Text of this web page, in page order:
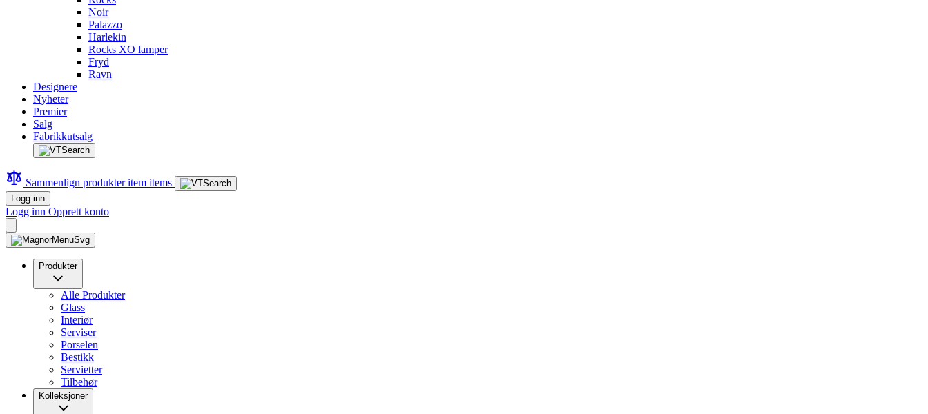
Noir
Palazzo
Harlekin
Rocks XO lamper
Fryd
Ravn
Designere
Nyheter
Premier
Salg
Fabrikkutsalg
Sammenlign produkteritem items
Logg inn
Logg inn Opprett konto
Produkter
Alle Produkter
Glass
Interiør
Serviser
Porselen
Bestikk
Servietter
Tilbehør
Kolleksjoner